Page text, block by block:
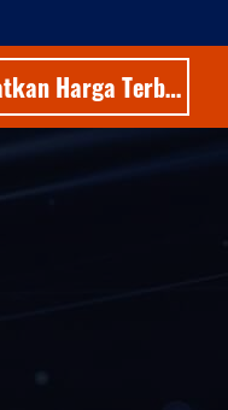
Dapatkan Harga Terbaik